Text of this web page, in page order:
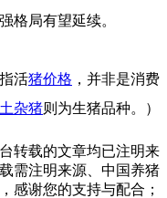
格局有望延续。
活猪价格 ，并非是消费
土杂猪则为生猪品种。）
转载的文章均已注明来
需注明来源、中国养猪
感谢您的支持与配合；